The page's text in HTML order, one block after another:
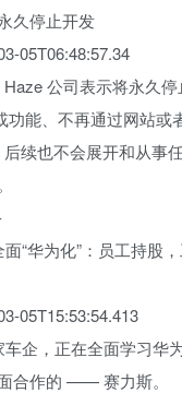
久停止开发
05T06:48:57.34
公司表示将永久
功能、不再通过网站或
续也不会展开和从事
“华为化”：员工持股
05T15:53:54.413
企，正在全面学习华
合作的 —— 赛力斯。